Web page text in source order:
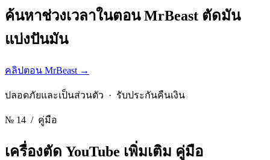
ค้นหาช่วงเวลาในตอน MrBeast ตัดมัน
แบ่งปันมัน
คลิปตอน MrBeast →
ปลอดภัยและเป็นส่วนตัว · รับประกันคืนเงิน
№ 14 / คู่มือ
เครื่องตัด YouTube เพิ่มเติม คู่มือ